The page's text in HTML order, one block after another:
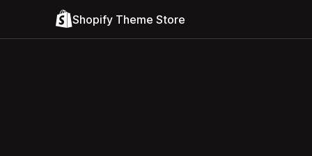
Shopify Theme Store